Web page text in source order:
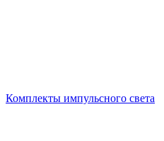
Комплекты импульсного света